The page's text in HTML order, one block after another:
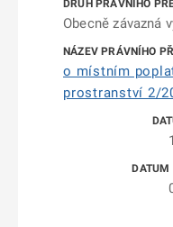
Obecně závazná
o místním
prostranství 2/